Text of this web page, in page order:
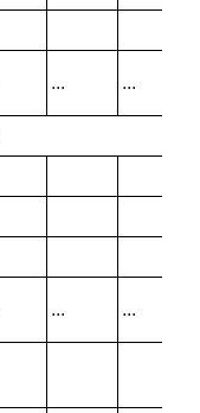
... ...
... ...